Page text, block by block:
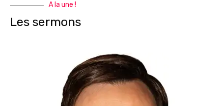
A la une !
Les sermons